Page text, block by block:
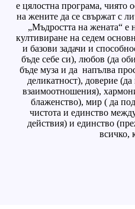
е цялостна програма, чиято
на жените да се свържат с
„Мъдростта на жената“ е
култивиране на седем
и базови задачи и
бъде себе си), любов (да
бъде муза и да напълва
деликатност), доверие
взаимоотношения),
блаженство), мир ( да
чистота и единство
действия) и единство
всичко,